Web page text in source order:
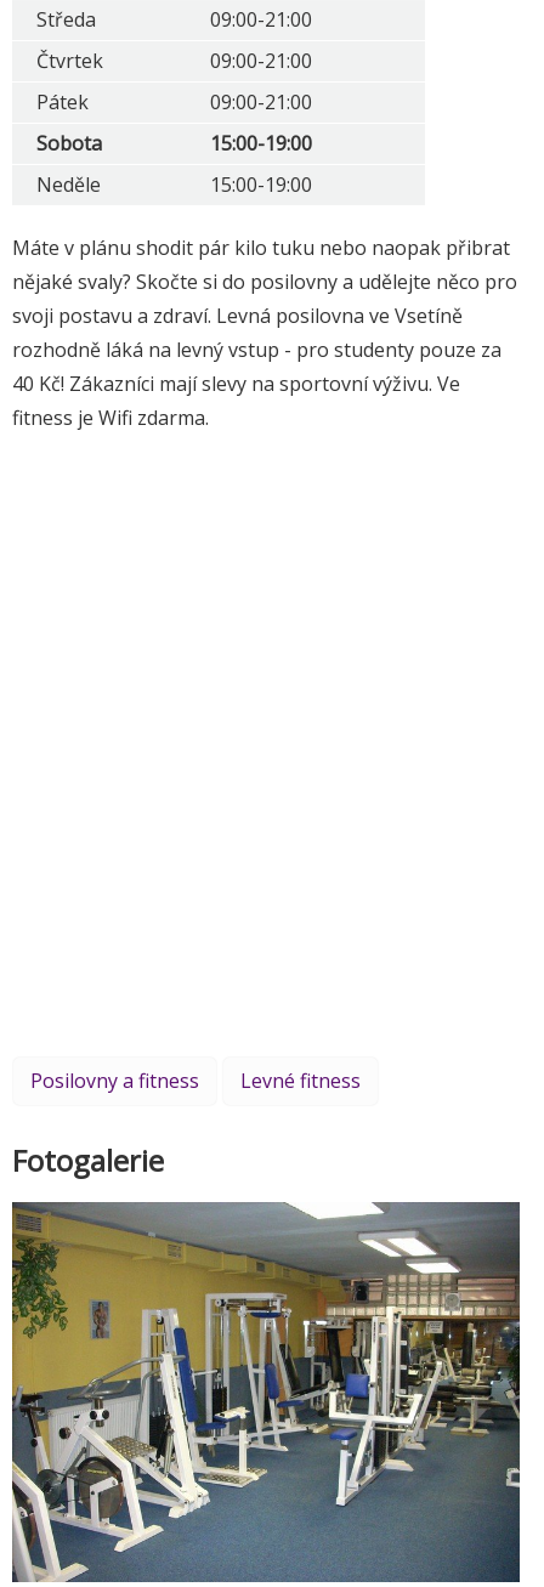
Středa
09:00-21:00
Čtvrtek
09:00-21:00
Pátek
09:00-21:00
Sobota
15:00-19:00
Neděle
15:00-19:00
Máte v plánu shodit pár kilo tuku nebo naopak přibrat
nějaké svaly? Skočte si do posilovny a udělejte něco pro
svoji postavu a zdraví. Levná posilovna ve Vsetíně
rozhodně láká na levný vstup - pro studenty pouze za
40 Kč! Zákazníci mají slevy na sportovní výživu. Ve
fitness je Wifi zdarma.
Posilovny a fitness Levné fitness
Fotogalerie